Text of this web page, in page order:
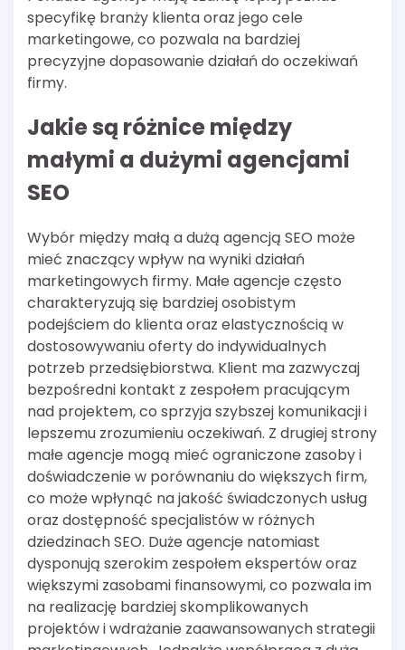
specyfikę branży klienta oraz jego cele
marketingowe, co pozwala na bardziej
precyzyjne dopasowanie działań do oczekiwań
firmy.
Jakie są różnice między
małymi a dużymi agencjami
SEO
Wybór między małą a dużą agencją SEO może
mieć znaczący wpływ na wyniki działań
marketingowych firmy. Małe agencje często
charakteryzują się bardziej osobistym
podejściem do klienta oraz elastycznością w
dostosowywaniu oferty do indywidualnych
potrzeb przedsiębiorstwa. Klient ma zazwyczaj
bezpośredni kontakt z zespołem pracującym
nad projektem, co sprzyja szybszej komunikacji i
lepszemu zrozumieniu oczekiwań. Z drugiej strony
małe agencje mogą mieć ograniczone zasoby i
doświadczenie w porównaniu do większych firm,
co może wpłynąć na jakość świadczonych usług
oraz dostępność specjalistów w różnych
dziedzinach SEO. Duże agencje natomiast
dysponują szerokim zespołem ekspertów oraz
większymi zasobami finansowymi, co pozwala im
na realizację bardziej skomplikowanych
projektów i wdrażanie zaawansowanych strategii